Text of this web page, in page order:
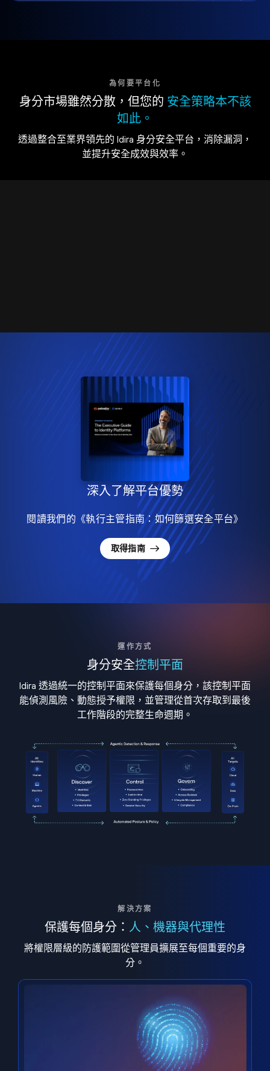
為何要平台化
身分市場雖然分散，但您的 安全策略本不該
如此。
透過整合至業界領先的 Idira 身分安全平台，消除漏洞，
並提升安全成效與效率。
深入了解平台優勢
閱讀我們的《執行主管指南：如何篩選安全平台》
取得指南
運作方式
身分安全控制平面
Idira 透過統一的控制平面來保護每個身分，該控制平面
能偵測風險、動態授予權限，並管理從首次存取到最後
工作階段的完整生命週期。
解決方案
保護每個身分： 人、機器與代理性
將權限層級的防護範圍從管理員擴展至每個重要的身
分。